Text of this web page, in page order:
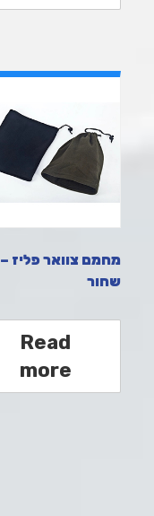
מחמם צוואר פליז –
שחור
Read
more